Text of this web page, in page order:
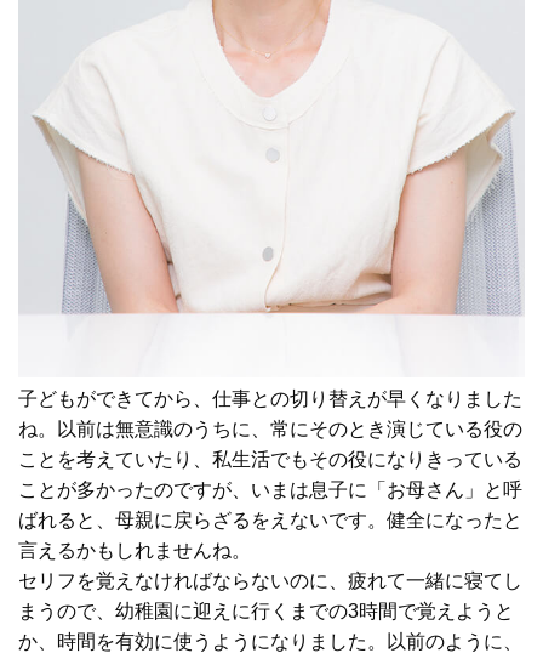
子どもができてから、仕事との切り替えが早くなりました
ね。以前は無意識のうちに、常にそのとき演じている役の
ことを考えていたり、私生活でもその役になりきっている
ことが多かったのですが、いまは息子に「お母さん」と呼
ばれると、母親に戻らざるをえないです。健全になったと
言えるかもしれませんね。
セリフを覚えなければならないのに、疲れて一緒に寝てし
まうので、幼稚園に迎えに行くまでの3時間で覚えようと
か、時間を有効に使うようになりました。以前のように、